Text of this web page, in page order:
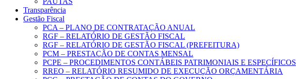
Transparência
Gestão Fiscal
PCA – PLANO DE CONTRATAÇÃO ANUAL
RGF – RELATÓRIO DE GESTÃO FISCAL
RGF – RELATÓRIO DE GESTÃO FISCAL (PREFEITURA)
PCM – PRESTAÇÃO DE CONTAS MENSAL
PCPE – PROCEDIMENTOS CONTÁBEIS PATRIMONIAIS E ESPECÍFICOS
RREO – RELATÓRIO RESUMIDO DE EXECUÇÃO ORÇAMENTÁRIA